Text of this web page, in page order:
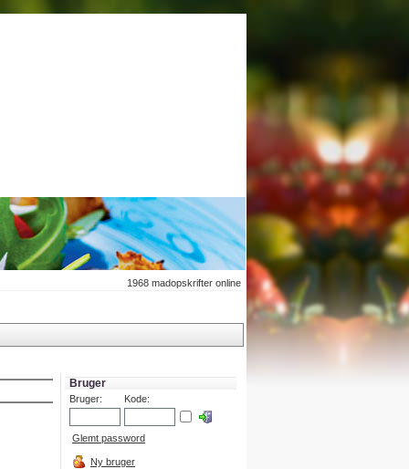
1968 madopskrifter online
Bruger
Bruger: Kode:
Glemt password
Ny bruger